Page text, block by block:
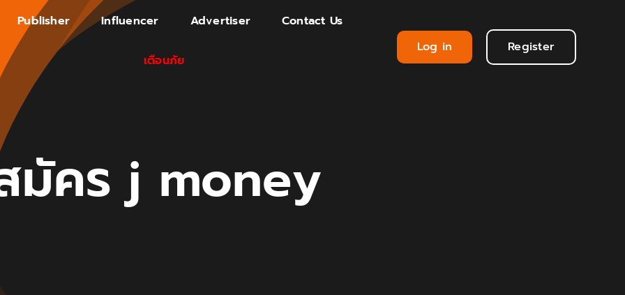
Publisher Influencer Advertiser Contact Us
เตือนภัย
Log in Register
มัคร j money